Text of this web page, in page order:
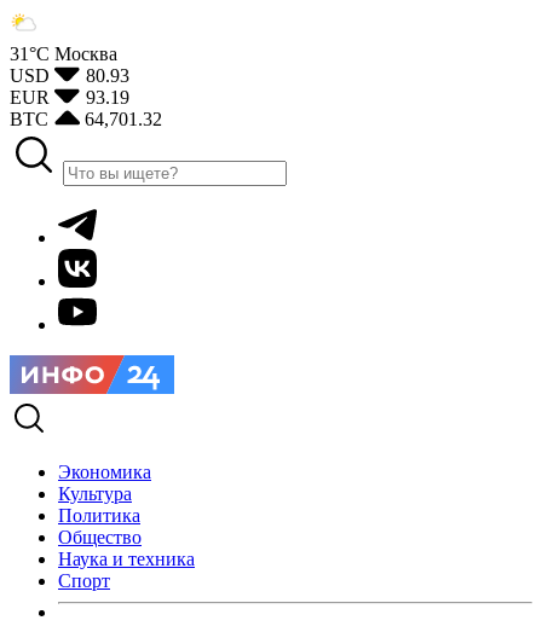
31°С Москва
USD
80.93
EUR
93.19
BTC
64,701.32
Экономика
Культура
Политика
Общество
Наука и техника
Спорт